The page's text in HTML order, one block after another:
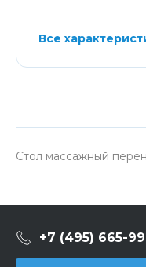
Все
Стол массажный
+7 (495) 665-